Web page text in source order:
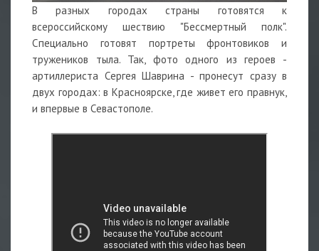
В разных городах страны готовятся к
всероссийскому шествию "Бессмертный полк".
Специально готовят портреты фронтовиков и
тружеников тыла. Так, фото одного из героев -
артиллериста Сергея Шаврина - пронесут сразу в
двух городах: в Красноярске, где живет его правнук,
и впервые в Севастополе.